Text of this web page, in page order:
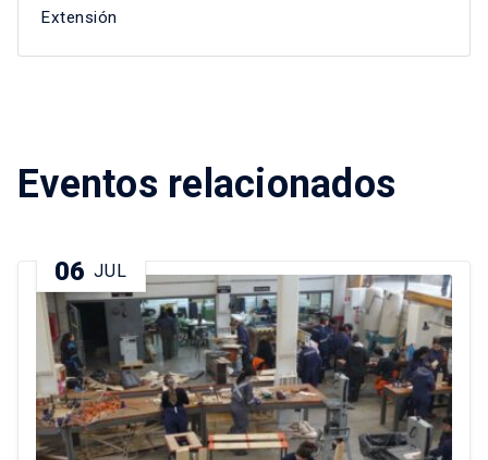
Extensión
Eventos relacionados
06 JUL